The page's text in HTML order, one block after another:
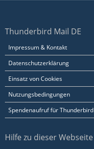
Thunderbird Mail DE
Impressum & Kontakt
Datenschutzerklärung
Einsatz von Cookies
Nutzungsbedingungen
Spendenaufruf für Thunderbird
Hilfe zu dieser Webseite